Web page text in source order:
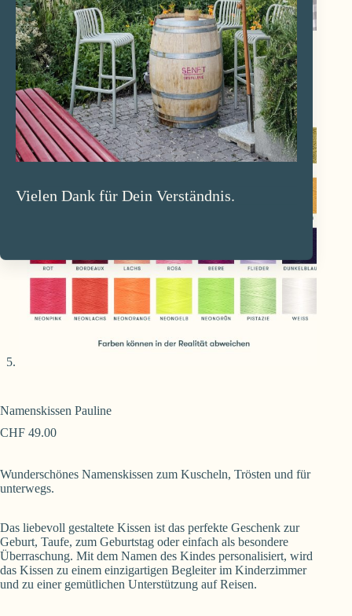
Vielen Dank für Dein Verständnis.
Namenskissen Pauline
CHF 49.00
Wunderschönes Namenskissen zum Kuscheln, Trösten und für
unterwegs.
Das liebevoll gestaltete Kissen ist das perfekte Geschenk zur
Geburt, Taufe, zum Geburtstag oder einfach als besondere
Überraschung. Mit dem Namen des Kindes personalisiert, wird
das Kissen zu einem einzigartigen Begleiter im Kinderzimmer
und zu einer gemütlichen Unterstützung auf Reisen.